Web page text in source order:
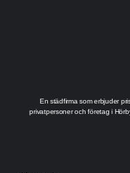
En städfirma som erbjuder
privatpersoner och företag i